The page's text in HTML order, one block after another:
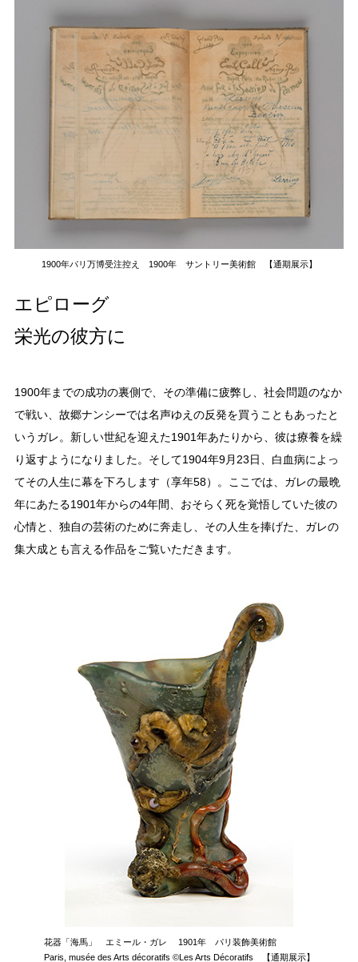
1900年パリ万博受注控え 1900年 サントリー美術館 【通期展示】
エピローグ
栄光の彼方に
1900年までの成功の裏側で、その準備に疲弊し、社会問題のなか
で戦い、故郷ナンシーでは名声ゆえの反発を買うこともあったと
いうガレ。新しい世紀を迎えた1901年あたりから、彼は療養を繰
り返すようになりました。そして1904年9月23日、白血病によっ
てその人生に幕を下ろします（享年58）。ここでは、ガレの最晩
年にあたる1901年からの4年間、おそらく死を覚悟していた彼の
心情と、独自の芸術のために奔走し、その人生を捧げた、ガレの
集大成とも言える作品をご覧いただきます。
花器「海馬」 エミール・ガレ 1901年 パリ装飾美術館
Paris, musée des Arts décoratifs ©Les Arts Décoratifs 【通期展示】